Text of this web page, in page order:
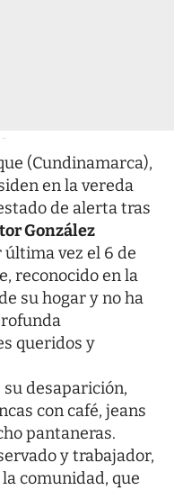
(Cundinamarca),
en la vereda
de alerta tras
González
vez el 6 de
reconocido en la
su hogar y no ha
queridos y
desaparición,
con café, jeans
pantaneras.
y trabajador,
comunidad, que